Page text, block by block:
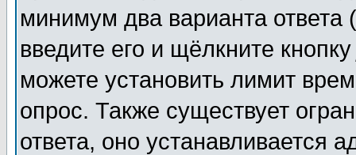
минимум два варианта ответа
введите его и щёлкните
можете установить лимит
опрос. Также существует
ответа, оно устанавливается